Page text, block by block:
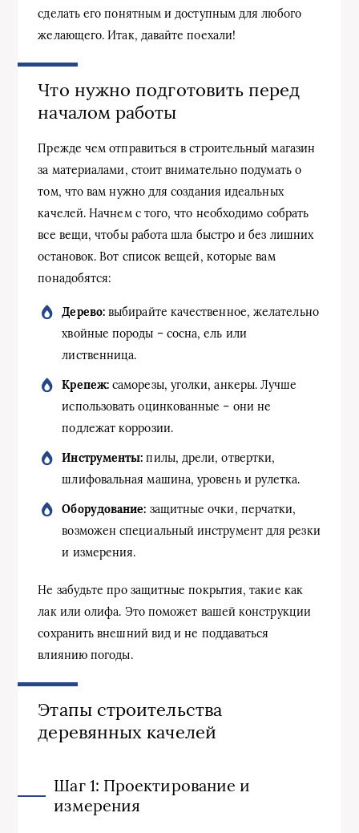
сделать его понятным и доступным для любого
желающего. Итак, давайте поехали!
Что нужно подготовить перед
началом работы
Прежде чем отправиться в строительный магазин
за материалами, стоит внимательно подумать о
том, что вам нужно для создания идеальных
качелей. Начнем с того, что необходимо собрать
все вещи, чтобы работа шла быстро и без лишних
остановок. Вот список вещей, которые вам
понадобятся:
Дерево:выбирайте качественное, желательно
хвойные породы – сосна, ель или
лиственница.
Крепеж:саморезы, уголки, анкеры. Лучше
использовать оцинкованные – они не
подлежат коррозии.
Инструменты: пилы, дрели, отвертки,
шлифовальная машина, уровень и рулетка.
Оборудование: защитные очки, перчатки,
возможен специальный инструмент для резки
и измерения.
Не забудьте про защитные покрытия, такие как
лак или олифа. Это поможет вашей конструкции
сохранить внешний вид и не поддаваться
влиянию погоды.
Этапы строительства
деревянных качелей
Шаг 1: Проектирование и
измерения